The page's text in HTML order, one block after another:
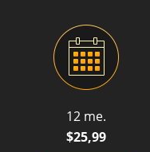
12 me.
$25,99